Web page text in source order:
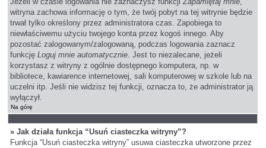
witryna zachowa informację o tym, że twój pobyt na tej witrynie będzie
trwał tylko określony przez administratora czas. Zapobiega to
niewłaściwemu użyciu twojego konta przez kogoś innego. Aby
pozostać zalogowanym/zalogowaną, podczas logowania zaznacz
funkcjęLoguj mnie automatycznie. Jest to niezalecane, jeżeli
korzystasz z witryny z ogólnie dostępnego komputera, np. w
bibliotece, kawiarence internetowej, sali komputerowej w szkole lub na
uczelni itp. Jeśli nie widzisz tej funkcji, oznacza to, że administrator ją
wyłączył.
Na górę
» Jak działa funkcja “Usuń ciasteczka witryny”?
Funkcja “Usuń ciasteczka witryny” usuwa ciasteczka utworzone przez